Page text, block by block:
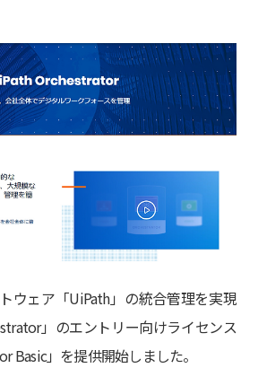
ウェア「UiPath」の統合管理を実現
」のエントリー向けライセンス
Basic」を提供開始しました。